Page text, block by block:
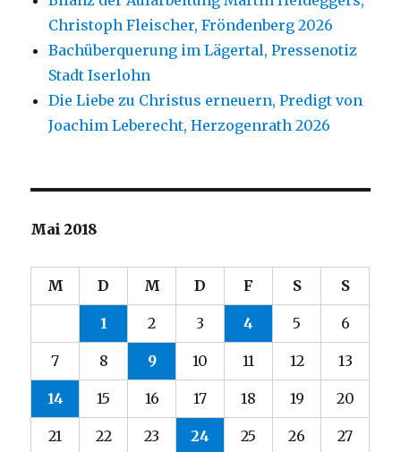
Christoph Fleischer, Fröndenberg 2026
Bachüberquerung im Lägertal, Pressenotiz
Stadt Iserlohn
Die Liebe zu Christus erneuern, Predigt von
Joachim Leberecht, Herzogenrath 2026
Mai 2018
M D M D F S S
1 2 3 4 5 6
7 8 9 10 11 12 13
14 15 16 17 18 19 20
21 22 23 24 25 26 27